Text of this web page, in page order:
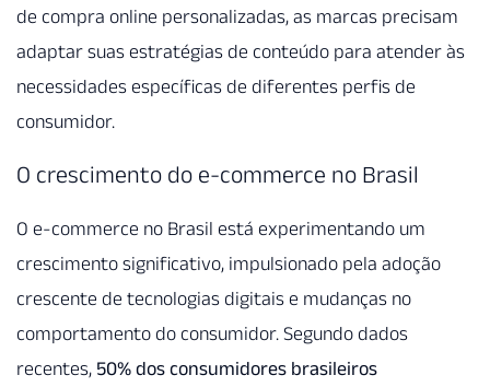
de compra online personalizadas, as marcas precisam
adaptar suas estratégias de conteúdo para atender às
necessidades específicas de diferentes perfis de
consumidor.
O crescimento do e-commerce no Brasil
O e-commerce no Brasil está experimentando um
crescimento significativo, impulsionado pela adoção
crescente de tecnologias digitais e mudanças no
comportamento do consumidor. Segundo dados
recentes, 50% dos consumidores brasileiros